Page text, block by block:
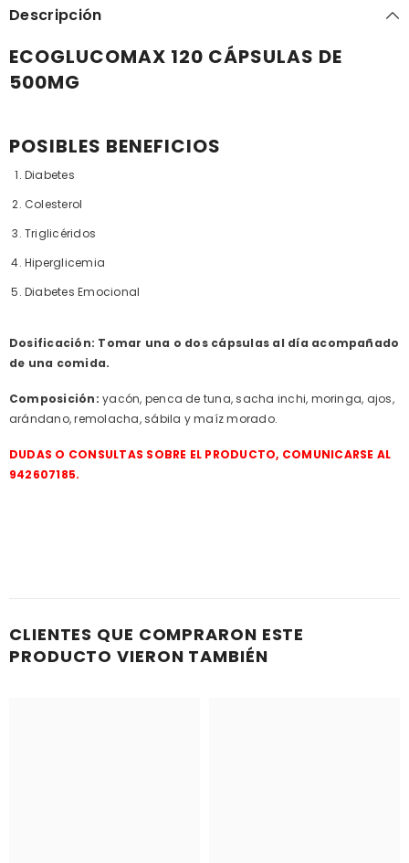
Descripción
ECOGLUCOMAX 120 CÁPSULAS DE
500MG
POSIBLES BENEFICIOS
Diabetes
Colesterol
Triglicéridos
Hiperglicemia
Diabetes Emocional
Dosificación: Tomar una o dos cápsulas al día acompañado
de una comida.
Composición: yacón, penca de tuna, sacha inchi, moringa, ajos,
arándano, remolacha, sábila y maíz morado.
DUDAS O CONSULTAS SOBRE EL PRODUCTO, COMUNICARSE AL
942607185.
CLIENTES QUE COMPRARON ESTE
PRODUCTO VIERON TAMBIÉN